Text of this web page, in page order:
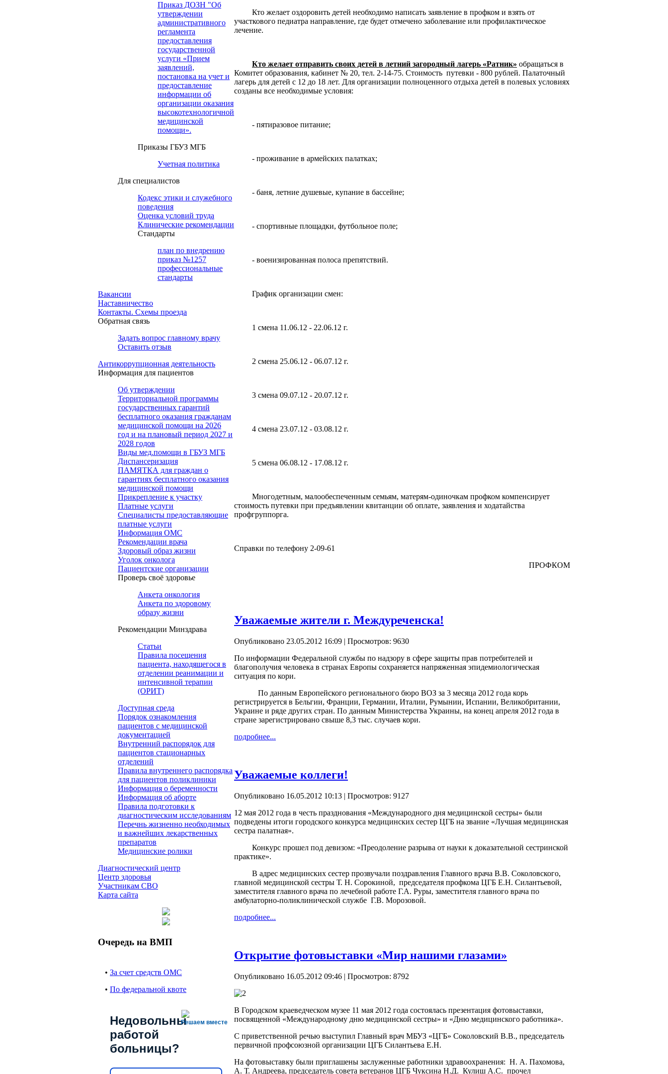
Приказ ДОЗН "Об
утверждении
административного
регламента
предоставления
государственной
услуги «Прием
заявлений,
постановка на учет и
предоставление
информации об
организации оказания
высокотехнологичной
медицинской
помощи».
Приказы ГБУЗ МГБ
Учетная политика
Для специалистов
Кодекс этики и служебного
поведения
Оценка условий труда
Клинические рекомендации
Cтандарты
план по внедрению
приказ №1257
профессиональные
стандарты
Вакансии
Наставничество
Контакты. Схемы проезда
Обратная связь
Задать вопрос главному врачу
Оставить отзыв
Антикоррупционная деятельность
Информация для пациентов
Об утверждении
Территориальной программы
государственных гарантий
бесплатного оказания гражданам
медицинской помощи на 2026
год и на плановый период 2027 и
2028 годов
Виды мед.помощи в ГБУЗ МГБ
Диспансеризация
ПАМЯТКА для граждан о
гарантиях бесплатного оказания
медицинской помощи
Прикрепление к участку
Платные услуги
Специалисты предоставляющие
платные услуги
Информация ОМС
Рекомендации врача
Здоровый образ жизни
Уголок онколога
Пациентские организации
Проверь своё здоровье
Анкета онкология
Анкета по здоровому
образу жизни
Рекомендации Минздрава
Статьи
Правила посещения
пациента, находящегося в
отделении реанимации и
интенсивной терапии
(ОРИТ)
Доступная среда
Порядок ознакомления
пациентов с медицинской
документацией
Внутренний распорядок для
пациентов стационарных
отделений
Правила внутреннего распорядка
для пациентов поликлиники
Информация о беременности
Информация об аборте
Правила подготовки к
диагностическим исследованиям
Перечнь жизненно необходимых
и важнейших лекарственных
препаратов
Медицинские ролики
Диагностический центр
Центр здоровья
Участникам СВО
Карта сайта
Очередь на ВМП
• За счет средств ОМС
• По федеральной квоте
Решаем вместе
Недовольны
работой
больницы?
Кто желает оздоровить детей необходимо написать заявление в профком и взять от
участкового педиатра направление, где будет отмечено заболевание или профилактическое
лечение.
Кто желает отправить своих детей в летний загородный лагерь «Ратник» обращаться в
Комитет образования, кабинет № 20, тел. 2-14-75. Стоимость путевки - 800 рублей. Палаточный
лагерь для детей с 12 до 18 лет. Для организации полноценного отдыха детей в полевых условиях
созданы все необходимые условия:
- пятиразовое питание;
- проживание в армейских палатках;
- баня, летние душевые, купание в бассейне;
- спортивные площадки, футбольное поле;
- военизированная полоса препятствий.
График организации смен:
1 смена 11.06.12 - 22.06.12 г.
2 смена 25.06.12 - 06.07.12 г.
3 смена 09.07.12 - 20.07.12 г.
4 смена 23.07.12 - 03.08.12 г.
5 смена 06.08.12 - 17.08.12 г.
Многодетным, малообеспеченным семьям, матерям-одиночкам профком компенсирует
стоимость путевки при предъявлении квитанции об оплате, заявления и ходатайства
профгруппорга.
Справки по телефону 2-09-61
ПРОФКОМ
Уважаемые жители г. Междуреченска!
Опубликовано 23.05.2012 16:09 | Просмотров: 9630
По информации Федеральной службы по надзору в сфере защиты прав потребителей и
благополучия человека в странах Европы сохраняется напряженная эпидемиологическая
ситуация по кори.
По данным Европейского регионального бюро ВОЗ за 3 месяца 2012 года корь
регистрируется в Бельгии, Франции, Германии, Италии, Румынии, Испании, Великобритании,
Украине и ряде других стран. По данным Министерства Украины, на конец апреля 2012 года в
стране зарегистрировано свыше 8,3 тыс. случаев кори.
подробнее...
Уважаемые коллеги!
Опубликовано 16.05.2012 10:13 | Просмотров: 9127
12 мая 2012 года в честь празднования «Международного дня медицинской сестры» были
подведены итоги городского конкурса медицинских сестер ЦГБ на звание «Лучшая медицинская
сестра палатная».
Конкурс прошел под девизом: «Преодоление разрыва от науки к доказательной сестринской
практике».
В адрес медицинских сестер прозвучали поздравления Главного врача В.В. Соколовского,
главной медицинской сестры Т. Н. Сорокиной, председателя профкома ЦГБ Е.Н. Силантьевой,
заместителя главного врача по лечебной работе Г.А. Руры, заместителя главного врача по
амбулаторно-поликлинической службе Г.В. Морозовой.
подробнее...
Открытие фотовыставки «Мир нашими глазами»
Опубликовано 16.05.2012 09:46 | Просмотров: 8792
В Городском краеведческом музее 11 мая 2012 года состоялась презентация фотовыставки,
посвященной «Международному дню медицинской сестры» и «Дню медицинского работника».
С приветственной речью выступил Главный врач МБУЗ «ЦГБ» Соколовский В.В., председатель
первичной профсоюзной организации ЦГБ Силантьева Е.Н.
На фотовыставку были приглашены заслуженные работники здравоохранения: Н. А. Пахомова,
А. Т. Андреева, председатель совета ветеранов ЦГБ Чуксина Н.Д. Кулиш А.С. прочел